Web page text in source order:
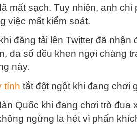
mất sạch. Tuy nhiên, anh chỉ
việc mất kiểm soát.
đăng tải lên Twitter đã
đa số đều khen ngợi chàng
này.
tính tắt đột ngột khi đang chơi
Quốc khi đang chơi trò đua
ngừng la hét vì phấn